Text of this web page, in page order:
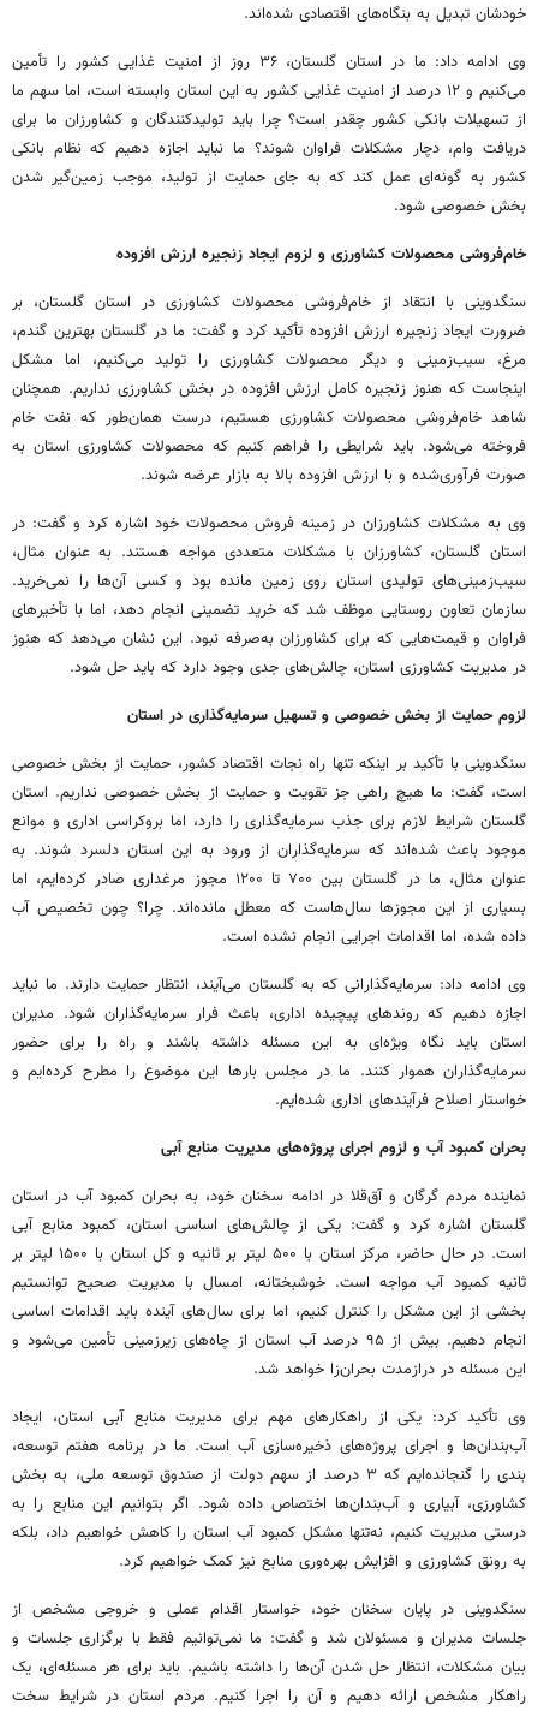
خودشان تبدیل به بنگاه‌های اقتصادی شده‌اند.
وی ادامه داد: ما در استان گلستان، ۳۶ روز از امنیت غذایی کشور را تأمین
می‌کنیم و ۱۲ درصد از امنیت غذایی کشور به این استان وابسته است، اما سهم ما
از تسهیلات بانکی کشور چقدر است؟ چرا باید تولیدکنندگان و کشاورزان ما برای
دریافت وام، دچار مشکلات فراوان شوند؟ ما نباید اجازه دهیم که نظام بانکی
کشور به گونه‌ای عمل کند که به جای حمایت از تولید، موجب زمین‌گیر شدن
بخش خصوصی شود.
خام‌فروشی محصولات کشاورزی و لزوم ایجاد زنجیره ارزش افزوده
سنگدوینی با انتقاد از خام‌فروشی محصولات کشاورزی در استان گلستان، بر
ضرورت ایجاد زنجیره ارزش افزوده تأکید کرد و گفت: ما در گلستان بهترین گندم،
مرغ، سیب‌زمینی و دیگر محصولات کشاورزی را تولید می‌کنیم، اما مشکل
اینجاست که هنوز زنجیره کامل ارزش افزوده در بخش کشاورزی نداریم. همچنان
شاهد خام‌فروشی محصولات کشاورزی هستیم، درست همان‌طور که نفت خام
فروخته می‌شود. باید شرایطی را فراهم کنیم که محصولات کشاورزی استان به
صورت فرآوری‌شده و با ارزش افزوده بالا به بازار عرضه شوند.
وی به مشکلات کشاورزان در زمینه فروش محصولات خود اشاره کرد و گفت: در
استان گلستان، کشاورزان با مشکلات متعددی مواجه هستند. به عنوان مثال،
سیب‌زمینی‌های تولیدی استان روی زمین مانده بود و کسی آن‌ها را نمی‌خرید.
سازمان تعاون روستایی موظف شد که خرید تضمینی انجام دهد، اما با تأخیرهای
فراوان و قیمت‌هایی که برای کشاورزان به‌صرفه نبود. این نشان می‌دهد که هنوز
در مدیریت کشاورزی استان، چالش‌های جدی وجود دارد که باید حل شود.
لزوم حمایت از بخش خصوصی و تسهیل سرمایه‌گذاری در استان
سنگدوینی با تأکید بر اینکه تنها راه نجات اقتصاد کشور، حمایت از بخش خصوصی
است، گفت: ما هیچ راهی جز تقویت و حمایت از بخش خصوصی نداریم. استان
گلستان شرایط لازم برای جذب سرمایه‌گذاری را دارد، اما بروکراسی اداری و موانع
موجود باعث شده‌اند که سرمایه‌گذاران از ورود به این استان دلسرد شوند. به
عنوان مثال، ما در گلستان بین ۷۰۰ تا ۱۲۰۰ مجوز مرغداری صادر کرده‌ایم، اما
بسیاری از این مجوزها سال‌هاست که معطل مانده‌اند. چرا؟ چون تخصیص آب
داده شده، اما اقدامات اجرایی انجام نشده است.
وی ادامه داد: سرمایه‌گذارانی که به گلستان می‌آیند، انتظار حمایت دارند. ما نباید
اجازه دهیم که روندهای پیچیده اداری، باعث فرار سرمایه‌گذاران شود. مدیران
استان باید نگاه ویژه‌ای به این مسئله داشته باشند و راه را برای حضور
سرمایه‌گذاران هموار کنند. ما در مجلس بارها این موضوع را مطرح کرده‌ایم و
خواستار اصلاح فرآیندهای اداری شده‌ایم.
بحران کمبود آب و لزوم اجرای پروژه‌های مدیریت منابع آبی
نماینده مردم گرگان و آق‌قلا در ادامه سخنان خود، به بحران کمبود آب در استان
گلستان اشاره کرد و گفت: یکی از چالش‌های اساسی استان، کمبود منابع آبی
است. در حال حاضر، مرکز استان با ۵۰۰ لیتر بر ثانیه و کل استان با ۱۵۰۰ لیتر بر
ثانیه کمبود آب مواجه است. خوشبختانه، امسال با مدیریت صحیح توانستیم
بخشی از این مشکل را کنترل کنیم، اما برای سال‌های آینده باید اقدامات اساسی
انجام دهیم. بیش از ۹۵ درصد آب استان از چاه‌های زیرزمینی تأمین می‌شود و
این مسئله در درازمدت بحران‌زا خواهد شد.
وی تأکید کرد: یکی از راهکارهای مهم برای مدیریت منابع آبی استان، ایجاد
آب‌بندان‌ها و اجرای پروژه‌های ذخیره‌سازی آب است. ما در برنامه هفتم توسعه،
بندی را گنجانده‌ایم که ۳ درصد از سهم دولت از صندوق توسعه ملی، به بخش
کشاورزی، آبیاری و آب‌بندان‌ها اختصاص داده شود. اگر بتوانیم این منابع را به
درستی مدیریت کنیم، نه‌تنها مشکل کمبود آب استان را کاهش خواهیم داد، بلکه
به رونق کشاورزی و افزایش بهره‌وری منابع نیز کمک خواهیم کرد.
سنگدوینی در پایان سخنان خود، خواستار اقدام عملی و خروجی مشخص از
جلسات مدیران و مسئولان شد و گفت: ما نمی‌توانیم فقط با برگزاری جلسات و
بیان مشکلات، انتظار حل شدن آن‌ها را داشته باشیم. باید برای هر مسئله‌ای، یک
راهکار مشخص ارائه دهیم و آن را اجرا کنیم. مردم استان در شرایط سخت